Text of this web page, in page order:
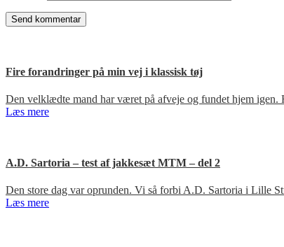
Fire forandringer på min vej i klassisk tøj
Den velklædte mand har været på afveje og fundet hjem igen.
Læs mere
A.D. Sartoria – test af jakkesæt MTM – del 2
Den store dag var oprunden. Vi så forbi A.D. Sartoria i Lille
Læs mere